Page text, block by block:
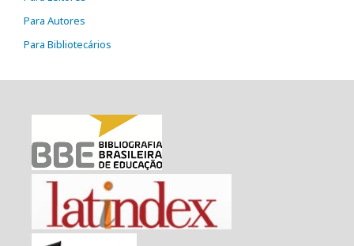
Para Autores
Para Bibliotecários